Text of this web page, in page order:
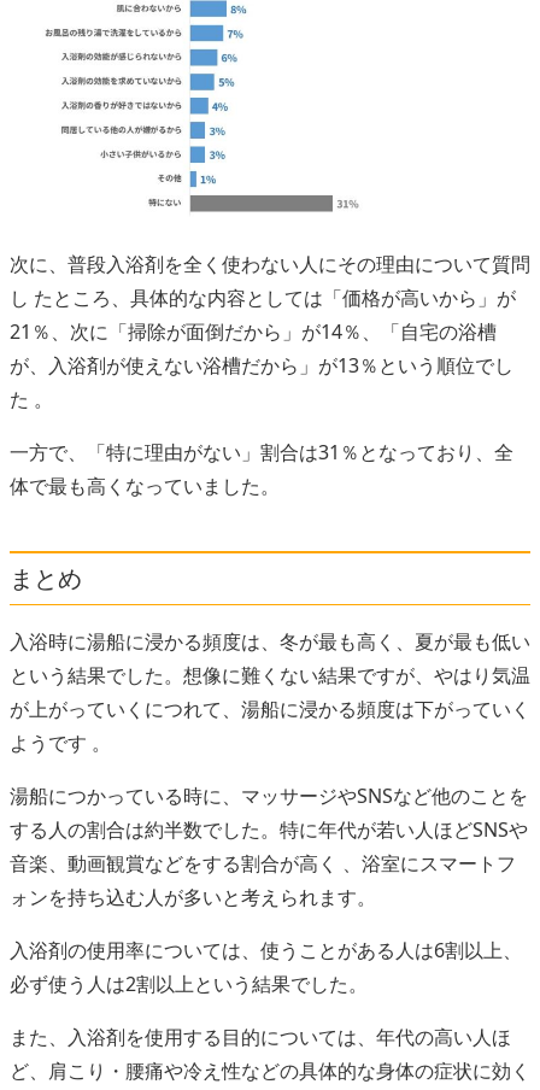
次に、普段入浴剤を全く使わない人にその理由について質問
し たところ、具体的な内容としては「価格が高いから」が
21％、次に「掃除が面倒だから」が14％、「自宅の浴槽
が、入浴剤が使えない浴槽だから」が13％という順位でし
た 。
一方で、「特に理由がない」割合は31％となっており、全
体で最も高くなっていました。
まとめ
入浴時に湯船に浸かる頻度は、冬が最も高く、夏が最も低い
という結果でした。想像に難くない結果ですが、やはり気温
が上がっていくにつれて、湯船に浸かる頻度は下がっていく
ようです 。
湯船につかっている時に、マッサージやSNSなど他のことを
する人の割合は約半数でした。特に年代が若い人ほどSNSや
音楽、動画観賞などをする割合が高く 、浴室にスマートフ
ォンを持ち込む人が多いと考えられます。
入浴剤の使用率については、使うことがある人は6割以上、
必ず使う人は2割以上という結果でした。
また、入浴剤を使用する目的については、年代の高い人ほ
ど、肩こり・腰痛や冷え性などの具体的な身体の症状に効く